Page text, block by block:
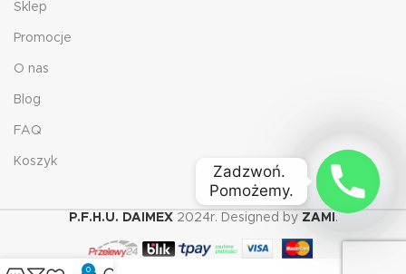
Sklep
Promocje
O nas
Blog
FAQ
Koszyk
P.F.H.U. DAIMEX 2024r. Designed byZAMI .
0
Zadzwoń.
Pomożemy.